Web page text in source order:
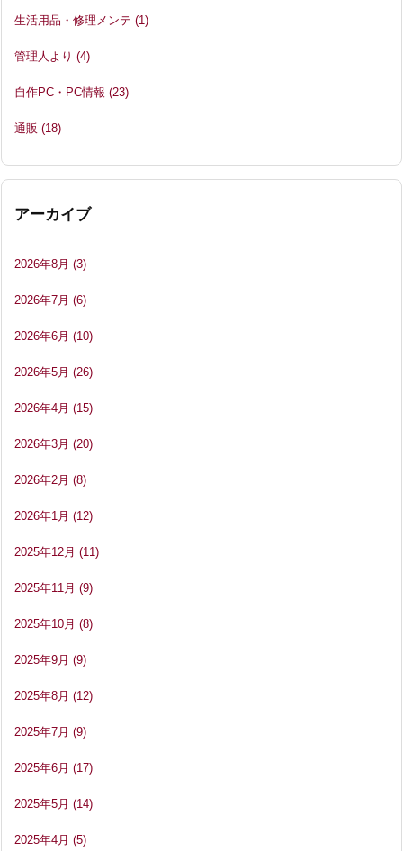
生活用品・修理メンテ (1)
管理人より (4)
自作PC・PC情報 (23)
通販 (18)
アーカイブ
2026年8月 (3)
2026年7月 (6)
2026年6月 (10)
2026年5月 (26)
2026年4月 (15)
2026年3月 (20)
2026年2月 (8)
2026年1月 (12)
2025年12月 (11)
2025年11月 (9)
2025年10月 (8)
2025年9月 (9)
2025年8月 (12)
2025年7月 (9)
2025年6月 (17)
2025年5月 (14)
2025年4月 (5)